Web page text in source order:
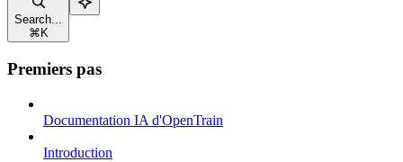
Search...
⌘ K
Premiers pas
Documentation IA d'OpenTrain
Introduction